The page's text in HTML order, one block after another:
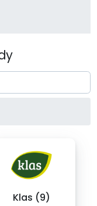
Klas (9)